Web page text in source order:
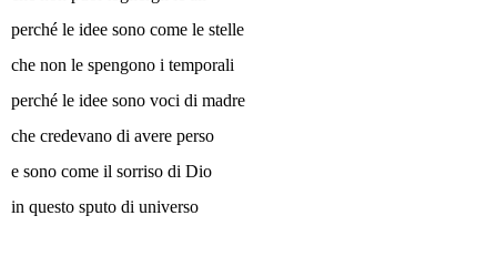
perché le idee sono come le stelle
che non le spengono i temporali
perché le idee sono voci di madre
che credevano di avere perso
e sono come il sorriso di Dio
in questo sputo di universo